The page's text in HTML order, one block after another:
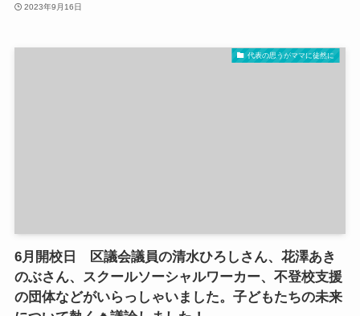
2023年9月16日
代表の思うがママに徒然に
6月開校日 区議会議員の清水ひろしさん、花澤あき
のぶさん、スクールソーシャルワーカー、不登校支援
の団体などがいらっしゃいました。子どもたちの未来